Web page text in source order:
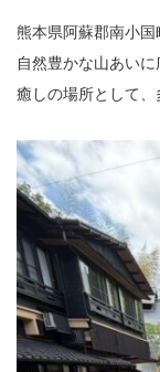
熊本県阿蘇郡南小国
自然豊かな山あい
癒しの場所として、